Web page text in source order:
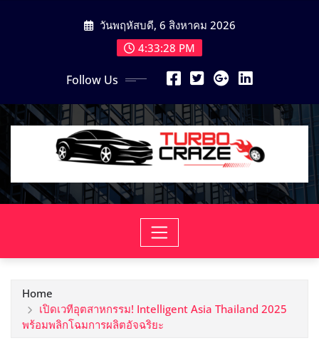
วันพฤหัสบดี, 6 สิงหาคม 2026
4:33:29 PM
Follow Us
Home
เปิดเวทีอุตสาหกรรม! Intelligent Asia Thailand 2025
พร้อมพลิกโฉมการผลิตอัจฉริยะ